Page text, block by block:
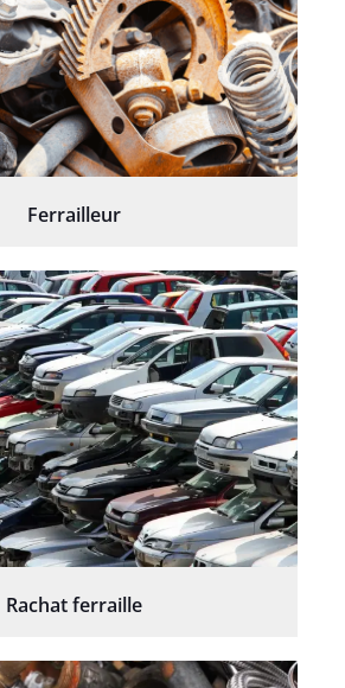
Ferrailleur
Rachat ferraille